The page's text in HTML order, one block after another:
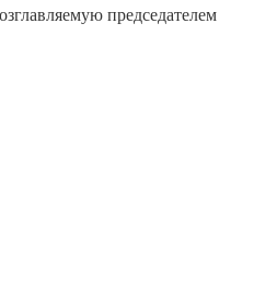
председателем